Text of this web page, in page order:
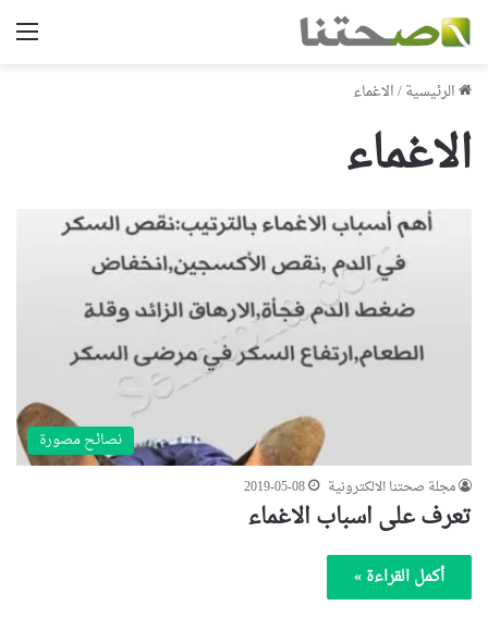
الرئيسية/الاغماء
الاغماء
نصائح مصورة
مجلة صحتنا الالكترونية 2019-05-08
تعرف على اسباب الاغماء
أكمل القراءة »